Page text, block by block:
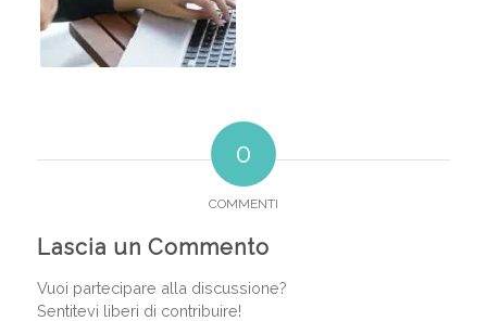
0
COMMENTI
Lascia un Commento
Vuoi partecipare alla discussione?
Sentitevi liberi di contribuire!